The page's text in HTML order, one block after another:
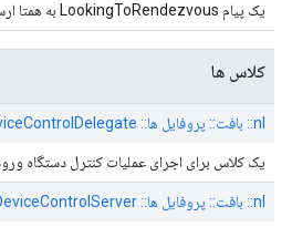
یک پیام LookingToRendezvous به همتا ارسال کنید.
کلاس ها
nl:: بافت:: پروفایل ها:: DeviceControl:: DeviceControlDelegate
یک کلاس برای اجرای عملیات کنترل دستگاه
nl:: بافت:: پروفایل ها:: DeviceControl:: DeviceControlServer